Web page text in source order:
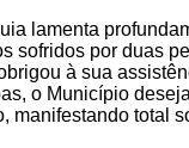
lamenta
sofridos por duas
à sua
o Município
manifestando total